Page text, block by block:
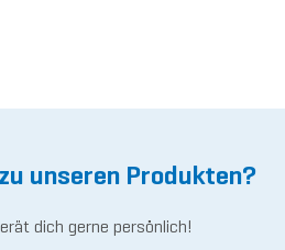
unseren Produkten?
dich gerne persönlich!